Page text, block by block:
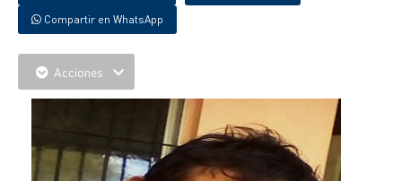
Compartir en WhatsApp
Acciones